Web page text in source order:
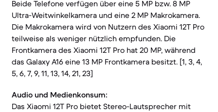
Beide Telefone verfügen über eine 5 MP bzw. 8 MP
Ultra-Weitwinkelkamera und eine 2 MP Makrokamera.
Die Makrokamera wird von Nutzern des Xiaomi 12T Pro
teilweise als weniger nützlich empfunden. Die
Frontkamera des Xiaomi 12T Pro hat 20 MP, während
das Galaxy A16 eine 13 MP Frontkamera besitzt. [1, 3, 4,
5, 6, 7, 9, 11, 13, 14, 21, 23]
Audio und Medienkonsum:
Das Xiaomi 12T Pro bietet Stereo-Lautsprecher mit